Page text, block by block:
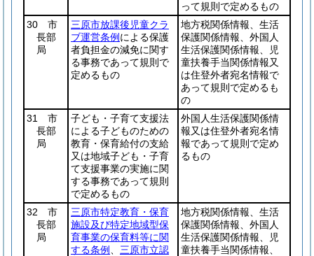
って規則で定めるもの
30 市
長部
局
三原市放課後児童クラ
ブ運営条例 による保護
者負担金の減免に関す
る事務であって規則で
定めるもの
地方税関係情報、生活
保護関係情報、外国人
生活保護関係情報、児
童扶養手当関係情報又
は住登外者宛名情報で
あって規則で定めるも
の
31 市
長部
局
子ども・子育て支援法
による子どものための
教育・保育給付の支給
又は地域子ども・子育
て支援事業の実施に関
する事務であって規則
で定めるもの
外国人生活保護関係情
報又は住登外者宛名情
報であって規則で定め
るもの
32 市
長部
局
三原市特定教育・保育
施設及び特定地域型保
育事業の保育料等に関
する条例
三原市立認
地方税関係情報、生活
保護関係情報、外国人
生活保護関係情報、児
童扶養手当関係情報、